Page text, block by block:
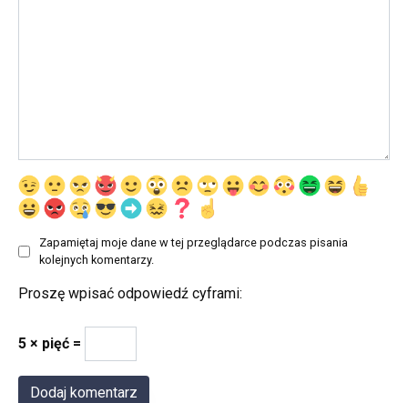
Zapamiętaj moje dane w tej przeglądarce podczas pisania
kolejnych komentarzy.
Proszę wpisać odpowiedź cyframi:
5 × pięć =